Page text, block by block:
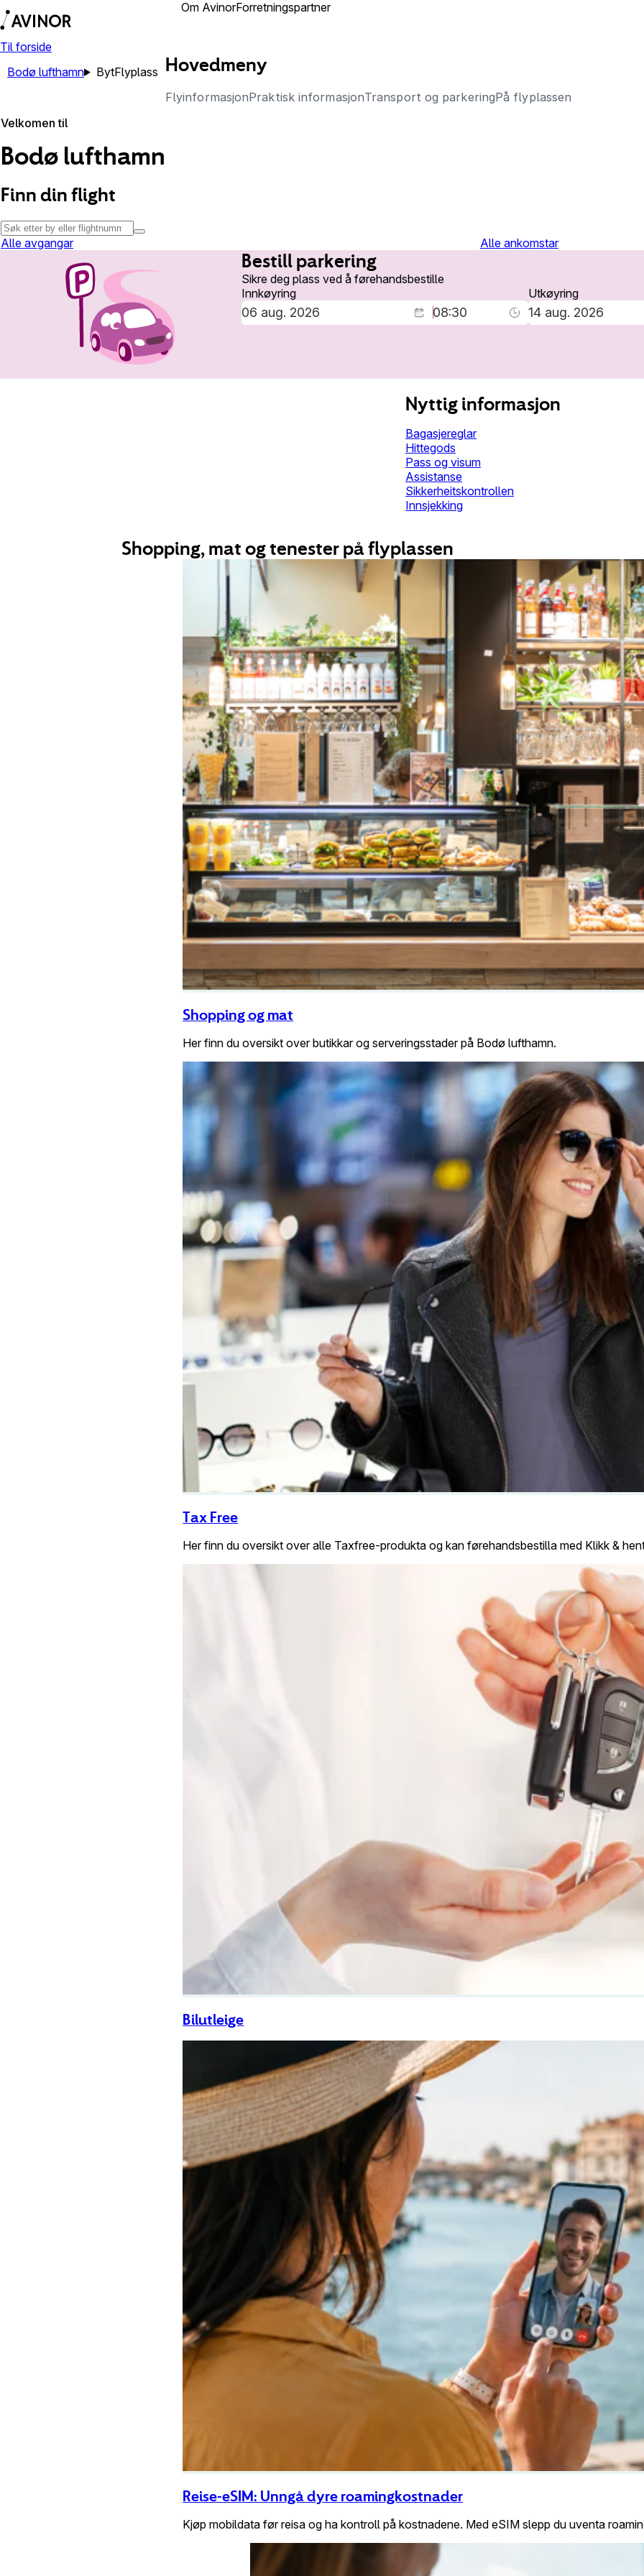
Til forside
Om AvinorForretningspartner
Bodø lufthamn BytFlyplass Hovedmeny
FlyinformasjonPraktisk informasjonTransport og parkeringPå flyplassen
Velkomen til
Bodø lufthamn
Finn din flight
Alle avgangar Alle ankomstar
Bestill parkering
Sikre deg plass ved å førehandsbestille
Innkøyring
Utkøyring
Nyttig informasjon
Bagasjereglar
Hittegods
Pass og visum
Assistanse
Sikkerheitskontrollen
Innsjekking
Shopping, mat og tenester på flyplassen
Shopping og mat
Her finn du oversikt over butikkar og serveringsstader på Bodø lufthamn.
Tax Free
Her finn du oversikt over alle Taxfree-produkta og kan førehandsbestilla med Klikk &
Bilutleige
Reise-eSIM: Unngå dyre roamingkostnader
Kjøp mobildata før reisa og ha kontroll på kostnadene. Med eSIM slepp du uventa